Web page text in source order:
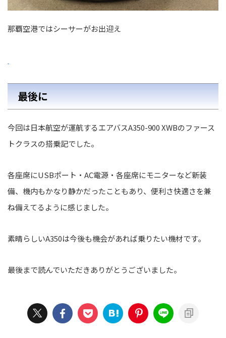
那覇空港ではシーサーがお出迎え
最後に
今回は日本航空が運航するエアバスA350-900 XWBのファース
トクラスの搭乗記でした。
各座席にUSBポート・AC電源・各座席にモニターなど新装
備、機内もかなり静かだったこともあり、便利さ快適さを兼
ね備えてるように感じました。
素晴らしいA350は今後も機会があれば乗りたい機材です。
最後まで読んでいただきありがとうございました。